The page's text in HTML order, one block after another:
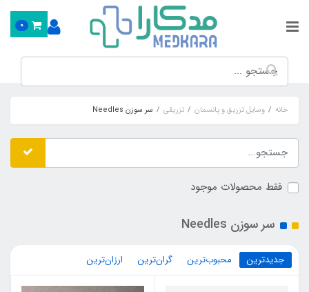
0
خانه وسایل تزریق و پانسمان تزریقی سر سوزن Needles
فقط محصولات موجود
سر سوزن Needles
جدیدترین محبوب‌ترین گران‌ترین ارزان‌ترین